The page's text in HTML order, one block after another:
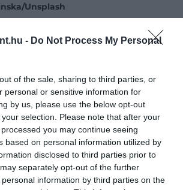
- Do Not Process My Personal
of the sale, sharing to third parties, or
personal or sensitive information for
by us, please use the below opt-out
selection. Please note that after your
you may continue seeing
based on personal information utilized by
disclosed to third parties prior to
separately opt-out of the further
information by third parties on the
Unsplash
és köptető hatást is
panaszok enyhítésére is
azonban ezeknek a
csak egy része támasztható
fenntartásokkal kezelni a túlzó